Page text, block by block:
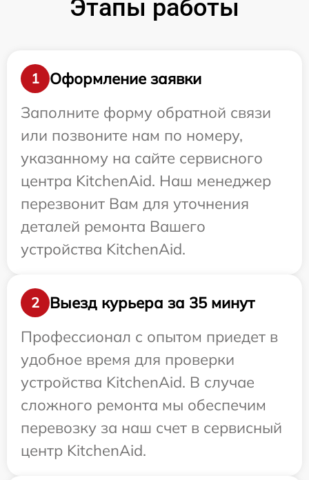
Этапы работы
1
Оформление заявки
Заполните форму обратной связи
или позвоните нам по номеру,
указанному на сайте сервисного
центра KitchenAid. Наш менеджер
перезвонит Вам для уточнения
деталей ремонта Вашего
устройства KitchenAid.
2
Выезд курьера за 35 минут
Профессионал с опытом приедет в
удобное время для проверки
устройства KitchenAid. В случае
сложного ремонта мы обеспечим
перевозку за наш счет в сервисный
центр KitchenAid.